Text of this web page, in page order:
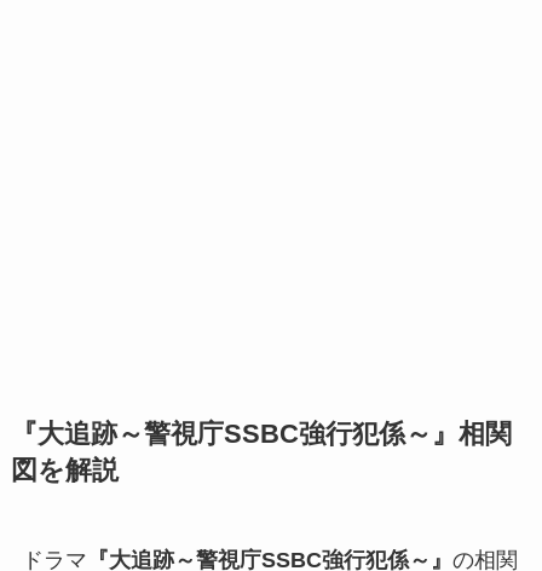
『大追跡～警視庁SSBC強行犯係～』相関
図を解説
ドラマ 『大追跡～警視庁SSBC強行犯係～』 の相関